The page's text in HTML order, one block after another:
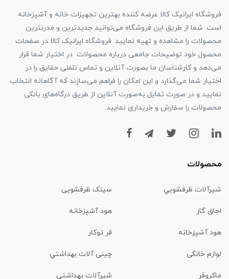
فروشگاه ایرانیک کالا عرضه کننده بهترین تجهیزات خانه و آشپزخانه
است. شما از طریق این فروشگاه می‌توانید جدیدترین و مدرنترین
محصولات را مشاهده و تهیه نمایید. فروشگاه ایرانیک کالا در صفحات
محصول خود توضیحات جامعی درباره محصولات در اختیار شما قرار
می‌دهد و کارشناسان ما بصورت آنلاین و تماس تلفنی حقایق را در
اختیار شما می‌گذارد و این امکان را فراهم می‌سازند که آگاهانه انتخاب
نمایید و در صورت تمایل به‌صورت آنلاین از طریق درگاه‌های بانکی
محصولات را سفارش و خریداری نمایید.
محصولات
شیرآلات ظرفشويي سینک ظرفشویی
اجاق گاز هود آشپزخانه
هود آشپزخانه فر توکار
لوازم خانگی چینی آلات بهداشتي
ماكروفر شیرآلات بهداشتي